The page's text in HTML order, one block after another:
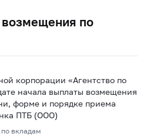
по
корпорации «Агентство по
начала выплаты возмещения
форме и порядке приема
ПТБ (ООО)
вкладам